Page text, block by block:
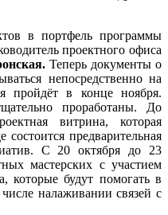
в портфель программы
проектного офиса
Теперь документы о
непосредственно на
пройдёт в конце ноября.
проработаны. До
витрина, которая
состоится предварительная
С 20 октября до 23
мастерских с участием
которые будут помогать в
налаживании связей с